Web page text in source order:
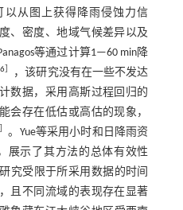
以从图上获得降雨侵蚀力信
、密度、地域气候差异以及
等通过计算1—60 min降
6
，该研究没有在一些不发达
数据，采用高斯过程回归的
会存在低估或高估的现象，
。Yue等采用小时和日降雨资
展示了其方法的总体有效性
究受限于所采用数据的时间
且不同流域的表现存在显著